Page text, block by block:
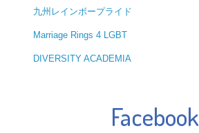
九州レインボープライド
Marriage Rings 4 LGBT
DIVERSITY ACADEMIA
Facebook